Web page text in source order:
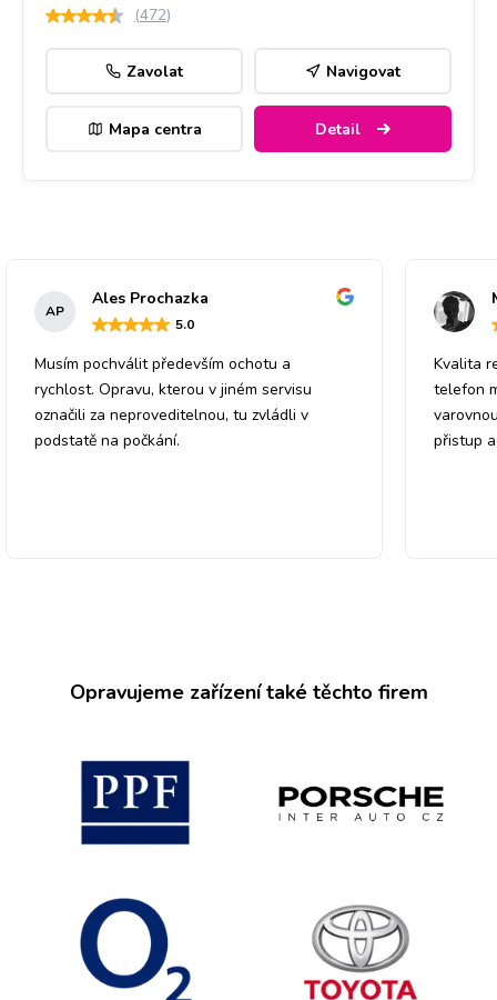
(472)
Zavolat Navigovat
Mapa centra Detail
AP
Ales Prochazka
5.0
Musím pochválit především ochotu a
rychlost. Opravu, kterou v jiném servisu
označili za neproveditelnou, tu zvládli v
podstatě na počkání.
Kvalita
telefon
přistup
Opravujeme zařízení také těchto firem